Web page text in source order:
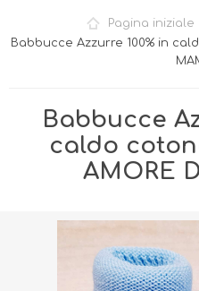
LISTA DEI DESIDERIPagina iniziale
Babbucce Azzurre 100% in
Babbucce
caldo
AMORE